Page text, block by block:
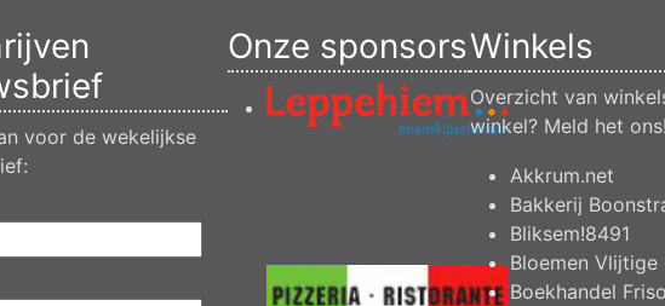
voor de wekelijkse
Onze sponsorsWinkels
Overzicht van
winkel? Meld het ons!
Akkrum.net
Bakkerij
Bliksem!8491
Bloemen Vlijtige
Boekhandel Friso